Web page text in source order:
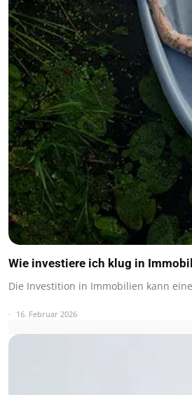
Wie investiere ich klug in
Die Investition in Immobilien kann
16. Februar 2026